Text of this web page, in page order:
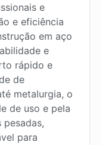
e
e eficiência
em aço
e
rápido e
de
metalurgia, o
de uso e pela
para